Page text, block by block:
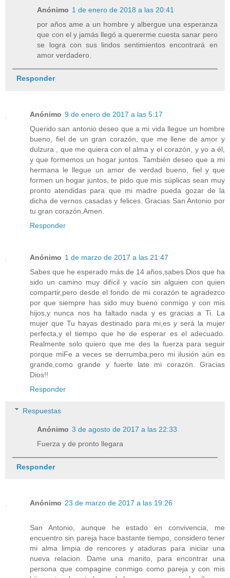
Anónimo 1 de enero de 2018 a las 20:41
por años ame a un hombre y albergue una esperanza
que con el y jamás llegó a quererme cuesta sanar pero
se logra con sus lindos sentimientos encontrará en
amor verdadero.
Responder
Anónimo 9 de enero de 2017 a las 5:17
Querido san antonio deseo que a mi vida llegue un hombre
bueno, fiel de un gran corazón, que me llene de amor y
dulzura , que me quiera con el alma y el corazón, y yo a él,
y que formemos un hogar juntos. También deseo que a mi
hermana le llegue un amor de verdad bueno, fiel y que
formen un hogar juntos, te pido que mis súplicas sean muy
pronto atendidas para que mi madre pueda gozar de la
dicha de vernos casadas y felices. Gracias San Antonio por
tu gran corazón.Amen.
Responder
Anónimo 1 de marzo de 2017 a las 21:47
Sabes que he esperado más de 14 años,sabes Dios que ha
sido un camino muy difícil y vacío sin alguien con quien
compartir,pero desde el fondo de mi corazón te agradezco
por que siempre has sido muy bueno conmigo y con mis
hijos,y nunca nos ha faltado nada y es gracias a Ti. La
mujer que Tu hayas destinado para mi,es y será la mujer
perfecta,y el tiempo que he de esperar es el adecuado.
Realmente solo quiero que me des la fuerza para seguir
porque miFe a veces se derrumba,pero mi ilusión aún es
grande,como grande y fuerte late mi corazón. Gracias
Dios!!
Responder
Respuestas
Anónimo 3 de agosto de 2017 a las 22:33
Fuerza y de pronto llegara
Responder
Anónimo 23 de marzo de 2017 a las 19:26
San Antonio, aunque he estado en convivencia, me
encuentro sin pareja hace bastante tiempo, considero tener
mi alma limpia de rencores y ataduras para iniciar una
nueva relacion. Dame una manito, para encontrar una
persona que compagine conmigo como pareja y con mis